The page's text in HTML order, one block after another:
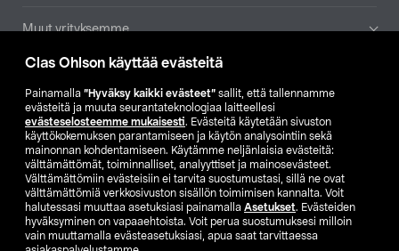
Clas Ohlson käyttää evästeitä
Painamalla ”Hyväksy kaikki evästeet” sallit, että tallennamme
evästeitä ja muuta seurantateknologiaa laitteellesi
evästeselosteemme mukaisesti. Evästeitä käytetään sivuston
käyttökokemuksen parantamiseen ja käytön analysointiin sekä
mainonnan kohdentamiseen. Käytämme neljänlaisia evästeitä:
välttämättömät, toiminnalliset, analyyttiset ja mainosevästeet.
Välttämättömiin evästeisiin ei tarvita suostumustasi, sillä ne ovat
välttämättömiä verkkosivuston sisällön toimimisen kannalta. Voit
halutessasi muuttaa asetuksiasi painamalla Asetukset. Evästeiden
hyväksyminen on vapaaehtoista. Voit perua suostumuksesi milloin
vain muuttamalla evästeasetuksiasi, apua saat tarvittaessa
Muut yrityksemme
Etsi myymälä
SE NO FI
FI SV